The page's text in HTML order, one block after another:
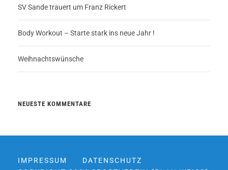
SV Sande trauert um Franz Rickert
Body Workout – Starte stark ins neue Jahr !
Weihnachtswünsche
NEUESTE KOMMENTARE
IMPRESSUM
DATENSCHUTZ